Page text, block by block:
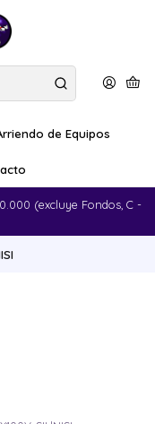
de Equipos
(excluye Fondos, C -